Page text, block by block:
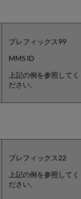
プレフィックス99
MMS ID
上記の例を参照してく
ださい。
プレフィックス22
上記の例を参照してく
ださい。